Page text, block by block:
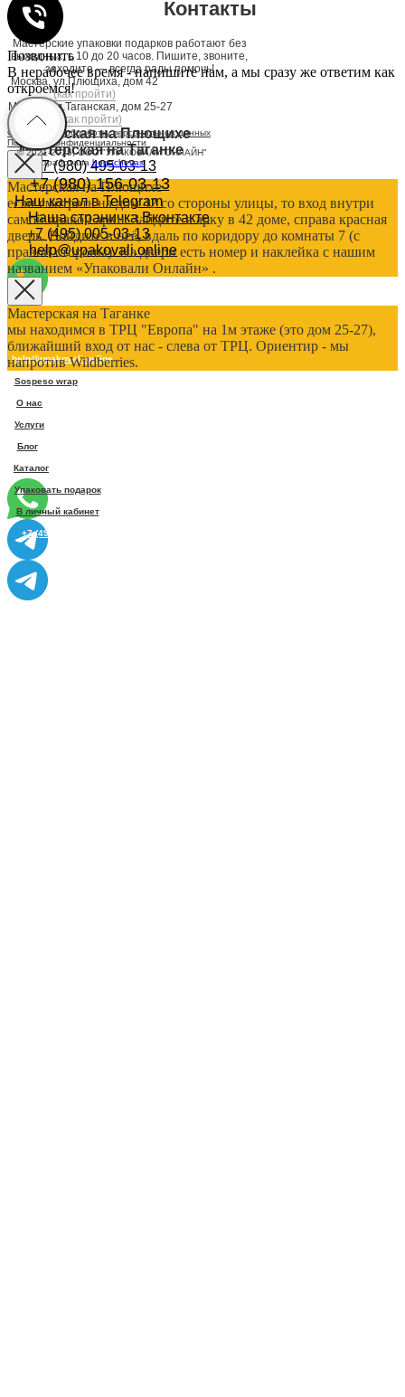
Контакты
Мастерские упаковки подарков работают без
выходных, с 10 до 20 часов. Пишите, звоните,
заходите — всегда рады помочь!
Москва, ул.Плющиха, дом 42
(как пройти)
Москва, ул.Таганская, дом 25-27
(как пройти)
Мастерская на Плющихе
Мастерская на Таганке
+7 (980) 495-03-13
+7 (980) 156-03-13
Наш канал в Telegram
Наша страничка Вконтакте
+7 (495) 005-03-13
help@upakovali.online
Согласие на обработку персональных данных
Политика конфиденциальности
© 2021-2025, ООО "УПАКОВАЛИ ОНЛАЙН"
Сайт разработала bogachevas
help@upakovali.online
Sospeso wrap
О нас
Услуги
Блог
Каталог
Упаковать подарок
В личный кабинет
+7 (495) 005-03-13
Позвонить
В нерабочее время - напишите нам, а мы сразу же ответим как
откроемся!
Мастерская на Плющихе
если смотреть на дом 42 со стороны улицы, то вход внутри
самой правой арки. Зайдите в арку в 42 доме, справа красная
дверь. Войдите в неё, вдаль по коридору до комнаты 7 (с
правой стороны). На двери есть номер и наклейка с нашим
названием «Упаковали Онлайн» .
Мастерская на Таганке
мы находимся в ТРЦ "Европа" на 1м этаже (это дом 25-27),
ближайший вход от нас - слева от ТРЦ. Ориентир - мы
напротив Wildberries.